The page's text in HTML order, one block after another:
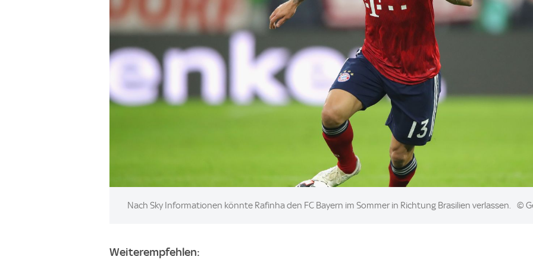
Image:
Nach Sky Informationen könnte Rafinha den FC Bayern im Sommer in Richtung Brasilien verlassen. ©
Weiterempfehlen: